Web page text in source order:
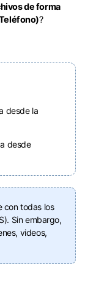
de forma
?
desde la
desde
con todas los
Sin embargo,
videos,